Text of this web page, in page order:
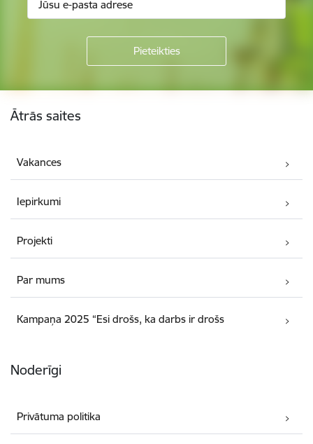
Ātrās saites
Vakances
Iepirkumi
Projekti
Par mums
Kampaņa 2025 “Esi drošs, ka darbs ir drošs
Noderīgi
Privātuma politika